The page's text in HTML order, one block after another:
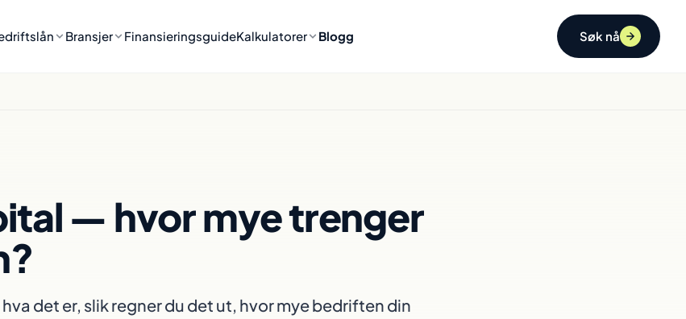
Bransjer FinansieringsguideKalkulatorer Blogg Søk nå
— hvor mye trenger
det er, slik regner du det ut, hvor mye bedriften din